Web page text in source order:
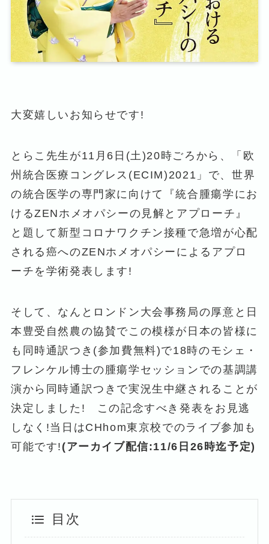
大変嬉しいお知らせです!
とらこ先生が11月6日(土)20時ごろから、「欧
州統合医療コングレス(ECIM)2021」で、世界
の統合医学の専門家に向けて『統合腫瘍学にお
けるZENホメオパシーの見解とアプローチ』
と題して新型コロナワクチン接種で急増が心配
される癌へのZENホメオパシーによるアプロ
ーチを学術発表します!
そして、なんとロンドン大会事務局の厚意と日
本豊受自然農の協賛でこの模様が日本の皆様に
も同時通訳つき(参加費無料)で18時のモシェ・
フレンケル博士の腫瘍学セッションでの基調講
演から同時通訳つきで実況生中継されることが
決定しました! この記念すべき発表をお見逃
しなく!当日はCHhom東京校でのライブ参加も
可能です! (アーカイブ配信:11/6日26時迄予定)
目次